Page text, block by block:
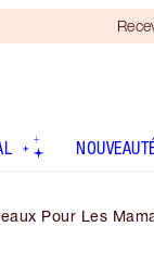
Pour Les